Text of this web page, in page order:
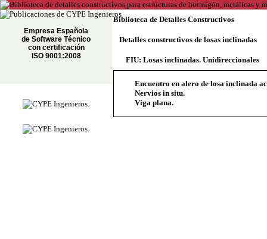
Empresa Española
de Software Técnico
con certificación
ISO 9001:2008
Biblioteca de Detalles Constructivos
Detalles constructivos de losas inclinadas
FIU: Losas inclinadas. Unidireccionales
Encuentro en alero de losa inclinada
Nervios in situ.
Viga plana.